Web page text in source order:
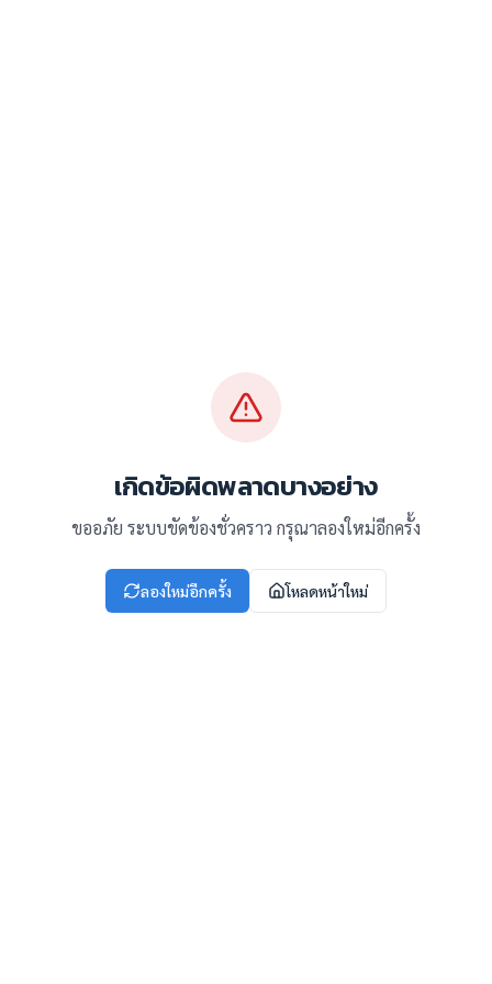
เกิดข้อผิดพลาดบางอย่าง
ขออภัย ระบบขัดข้องชั่วคราว กรุณาลองใหม่อีกครั้ง
ลองใหม่อีกครั้ง โหลดหน้าใหม่